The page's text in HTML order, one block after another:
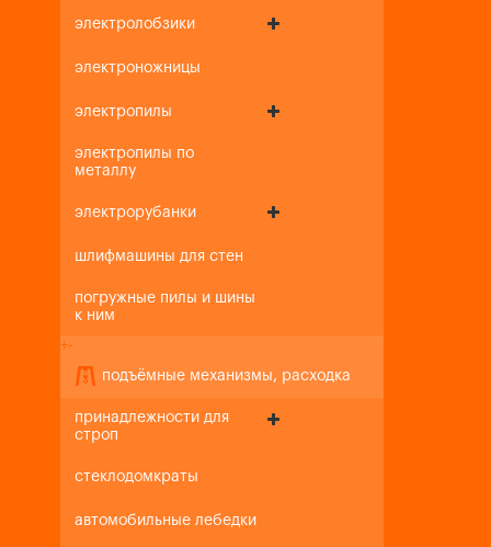
электролобзики
электроножницы
электропилы
электропилы по
металлу
электрорубанки
шлифмашины для стен
погружные пилы и шины
к ним
+-
подъёмные механизмы, расходка
принадлежности для
строп
стеклодомкраты
автомобильные лебедки